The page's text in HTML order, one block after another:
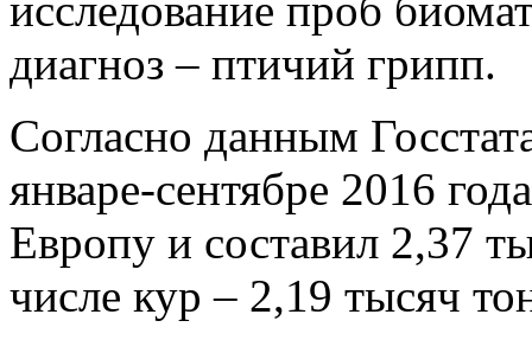
диагноз – птичий грипп.
Согласно данным
январе-сентябре 2016
Европу и составил 2,37
числе кур – 2,19 тысяч